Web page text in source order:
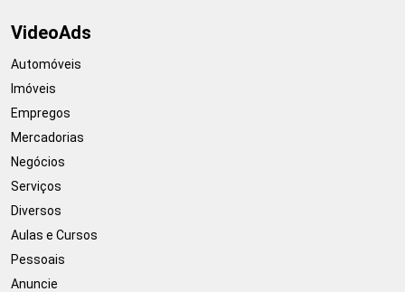
VideoAds
Automóveis
Imóveis
Empregos
Mercadorias
Negócios
Serviços
Diversos
Aulas e Cursos
Pessoais
Anuncie